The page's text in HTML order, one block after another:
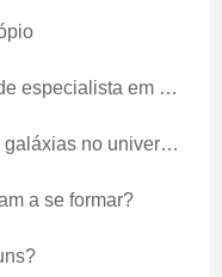
em astrobarreira?
no universo?
a se formar?